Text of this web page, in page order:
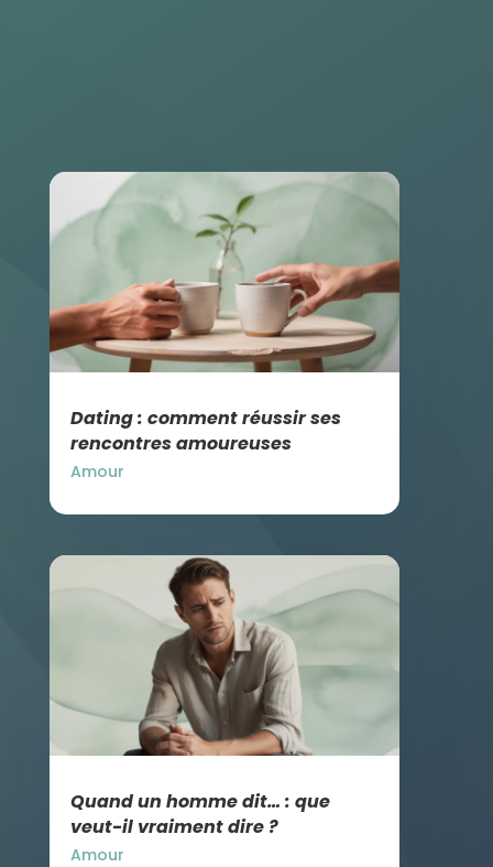
Dating : comment réussir ses
rencontres amoureuses
Amour
Quand un homme dit… : que
veut-il vraiment dire ?
Amour